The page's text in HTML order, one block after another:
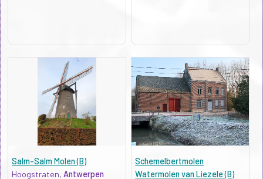
Salm-Salm Molen (B)
Hoogstraten, Antwerpen
Schemelbertmolen
Watermolen van Liezele (B)